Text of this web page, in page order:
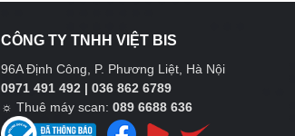
CÔNG TY TNHH VIỆT BIS
96A Định Công, P. Phương Liệt, Hà Nội
0971 491 492 | 036 862 6789
☼Thuê máy scan:089 6688 636